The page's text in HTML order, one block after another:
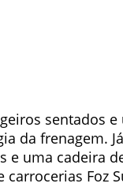
sentados
da frenagem.
e uma
Foz